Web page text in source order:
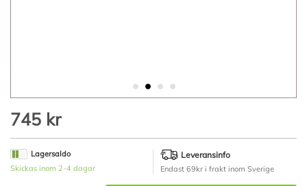
till
bildgalleriet
745 kr
Lagersaldo
Skickas inom 2-4 dagar
Leveransinfo
Endast 69kr i frakt inom Sverige